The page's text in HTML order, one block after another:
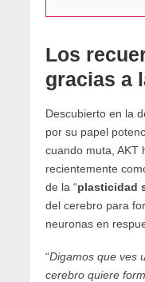
Los
gracias a
Descubierto en la
por su papel
cuando muta, AKT
recientemente
de la “plasticidad
del cerebro para
neuronas en
“Digamos que ves
cerebro quiere